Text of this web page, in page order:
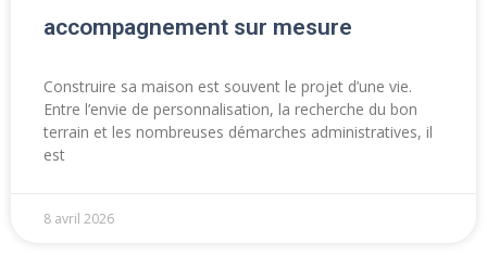
accompagnement sur mesure
Construire sa maison est souvent le projet d’une vie.
Entre l’envie de personnalisation, la recherche du bon
terrain et les nombreuses démarches administratives, il
est
8 avril 2026